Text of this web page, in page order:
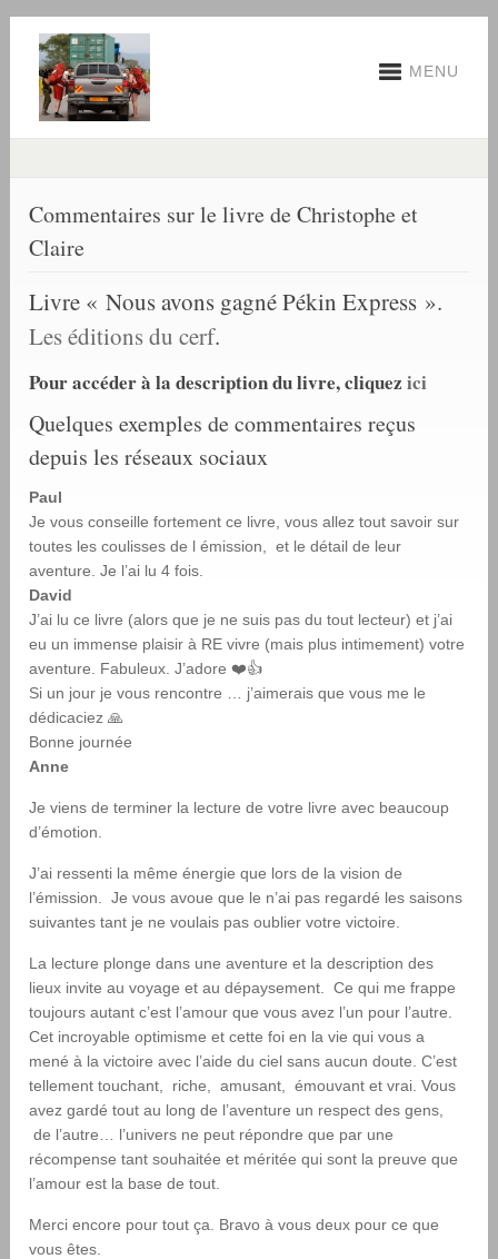
MENU
Commentaires sur le livre de Christophe et
Claire
Livre « Nous avons gagné Pékin Express ».
Les éditions du cerf.
Pour accéder à la description du livre, cliquezici
Quelques exemples de commentaires reçus
depuis les réseaux sociaux
Paul
Je vous conseille fortement ce livre, vous allez tout savoir sur
toutes les coulisses de l émission, et le détail de leur
aventure. Je l’ai lu 4 fois.
David
J’ai lu ce livre (alors que je ne suis pas du tout lecteur) et j’ai
eu un immense plaisir à RE vivre (mais plus intimement) votre
aventure. Fabuleux. J’adore ❤️👍
Si un jour je vous rencontre … j’aimerais que vous me le
dédicaciez 🙏
Bonne journée
Anne
Je viens de terminer la lecture de votre livre avec beaucoup
d’émotion.
J’ai ressenti la même énergie que lors de la vision de
l’émission. Je vous avoue que le n’ai pas regardé les saisons
suivantes tant je ne voulais pas oublier votre victoire.
La lecture plonge dans une aventure et la description des
lieux invite au voyage et au dépaysement. Ce qui me frappe
toujours autant c’est l’amour que vous avez l’un pour l’autre.
Cet incroyable optimisme et cette foi en la vie qui vous a
mené à la victoire avec l’aide du ciel sans aucun doute. C’est
tellement touchant, riche, amusant, émouvant et vrai. Vous
avez gardé tout au long de l’aventure un respect des gens,
de l’autre… l’univers ne peut répondre que par une
récompense tant souhaitée et méritée qui sont la preuve que
l’amour est la base de tout.
Merci encore pour tout ça. Bravo à vous deux pour ce que
vous êtes.